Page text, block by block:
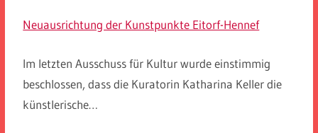
Neuausrichtung der Kunstpunkte Eitorf-Hennef
Im letzten Ausschuss für Kultur wurde einstimmig
beschlossen, dass die Kuratorin Katharina Keller die
künstlerische…